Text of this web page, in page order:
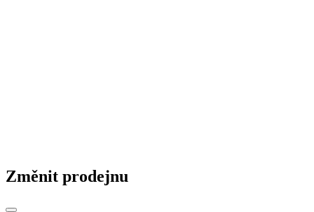
Změnit prodejnu